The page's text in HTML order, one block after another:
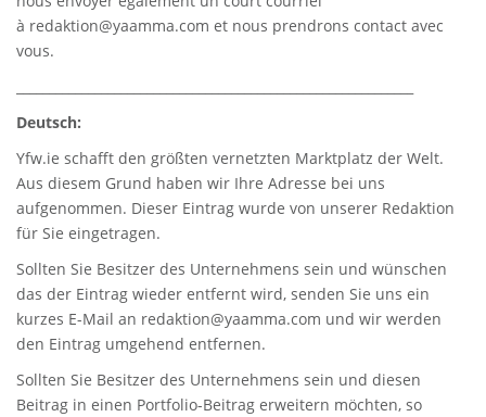
à redaktion@yaamma.com et nous prendrons contact avec
vous.
Deutsch:
Yfw.ie schafft den größten vernetzten Marktplatz der Welt.
Aus diesem Grund haben wir Ihre Adresse bei uns
aufgenommen. Dieser Eintrag wurde von unserer Redaktion
für Sie eingetragen.
Sollten Sie Besitzer des Unternehmens sein und wünschen
das der Eintrag wieder entfernt wird, senden Sie uns ein
kurzes E-Mail an redaktion@yaamma.com und wir werden
den Eintrag umgehend entfernen.
Sollten Sie Besitzer des Unternehmens sein und diesen
Beitrag in einen Portfolio-Beitrag erweitern möchten, so